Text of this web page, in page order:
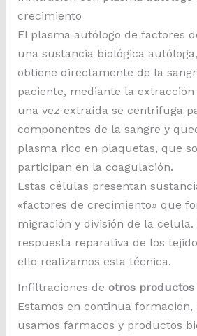
crecimiento
El plasma autólogo de factores
una sustancia biológica
obtiene directamente de la
paciente, mediante la
una vez extraída se centrifuga
componentes de la sangre y
plasma rico en plaquetas, que
participan en la coagulación.
Estas células presentan
«factores de crecimiento» que
migración y división de la
respuesta reparativa de los
ello realizamos esta técnica.
Infiltraciones de otros productos
Estamos en continua formación,
usamos fármacos y productos